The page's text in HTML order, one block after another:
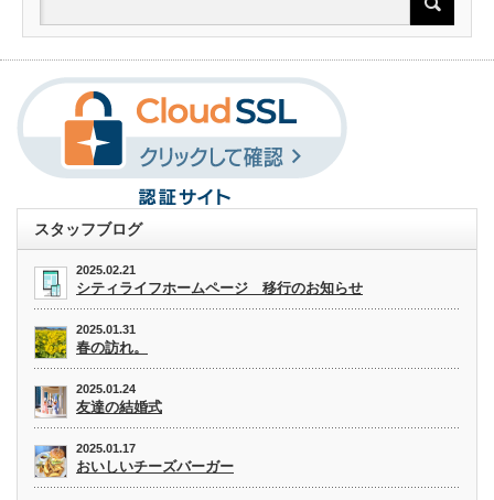
スタッフブログ
2025.02.21
シティライフホームページ 移行のお知らせ
2025.01.31
春の訪れ。
2025.01.24
友達の結婚式
2025.01.17
おいしいチーズバーガー